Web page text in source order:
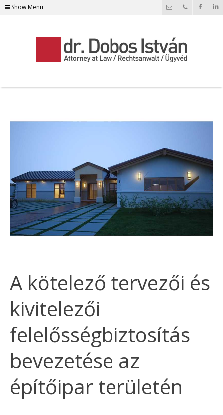
Show Menu
A kötelező tervezői és
kivitelezői
felelősségbiztosítás
bevezetése az
építőipar területén